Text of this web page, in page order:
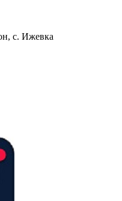
с. Ижевка